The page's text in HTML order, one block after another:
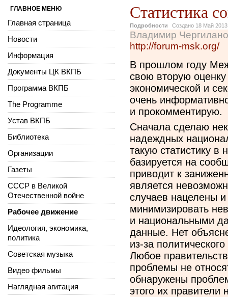
Статистика
Подробности Создано 18 Май 2013
Владимир
http://forum-msk.org/
В прошлом году
свою вторую
экономической и
очень
и прокомментирую.
Сначала сделаю
надеждных
такую статистику
базируется на
приводит к
является
случаев нацелены
минимизировать
и национальными
данные. Нет
из-за
Любое
проблемы не
обнаружены
этого их правители
ГЛАВНОЕ МЕНЮ
Главная страница
Новости
Информация
Документы ЦК ВКПБ
Программа ВКПБ
The Programme
Устав ВКПБ
Библиотека
Организации
Газеты
СССР в Великой
Отечественной войне
Рабочее движение
Идеология, экономика,
политика
Советская музыка
Видео фильмы
Наглядная агитация